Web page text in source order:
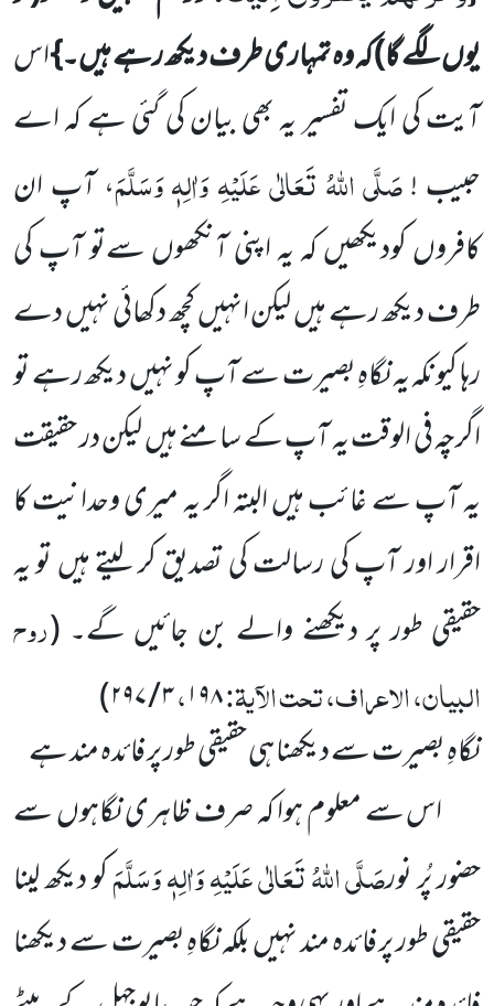
یوں لگے گا)کہ وہ تمہاری طرف دیکھ رہے ہیں۔}اس
آیت کی ایک تفسیر یہ بھی بیان کیگئی ہے کہ اے
حبیب !صَلَّی اللہُ تَعَالٰی عَلَیْہِ وَاٰلِہٖ وَسَلَّمَ، آپ ان
کافروں کودیکھیں کہ یہ اپنی آنکھوں سےتو آپ کی
طرف دیکھ رہے ہیں لیکن انہیں کچھ دکھائی نہیں دے
رہا کیونکہ یہ نگاہِ بصیرت سے آپ کو نہیں دیکھ رہے تو
اگرچہ فی الوقت یہ آپ کے سامنے ہیں لیکن در حقیقت
یہ آپ سے غائب ہیں البتہ اگر یہ میری وحدانیت کا
اقرار اور آپ کی رسالت کی تصدیق کر لیتے ہیں تو یہ
حقیقی طور پر دیکھنے والے بن جائیں گے۔ (روح
البیان، الاعراف، تحت الآیۃ:۱۹۸،۳/۲۹۷)
نگاہِ بصیرت سے دیکھنا ہی حقیقی طور پر فائدہ مند ہے
اس سے معلوم ہوا کہ صرف ظاہری نگاہوں سے
حضور پُر نورصَلَّی اللہُ تَعَالٰی عَلَیْہِ وَاٰلِہٖ وَسَلَّمَکو دیکھ لینا
حقیقی طور پرفائدہ مند نہیں بلکہ نگاہِ بصیرت سے دیکھنا